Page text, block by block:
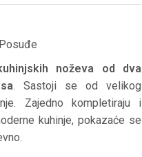
Posuđe
noževa od dva
. Sastoji se od velikog
Zajedno kompletiraju i
kuhinje, pokazaće se